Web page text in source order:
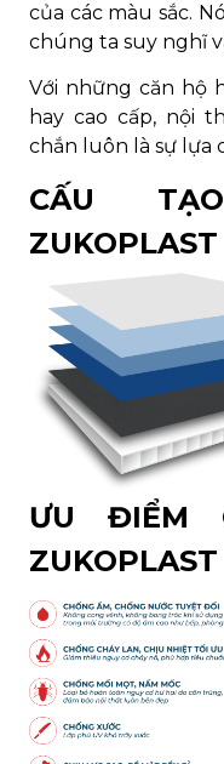
của các màu sắc.
chúng ta suy nghĩ
Với những căn hộ
hay cao cấp, nội
chắn luôn là sự lựa
CẤU
ZUKOPLAST
ƯU ĐIỂM
ZUKOPLAST